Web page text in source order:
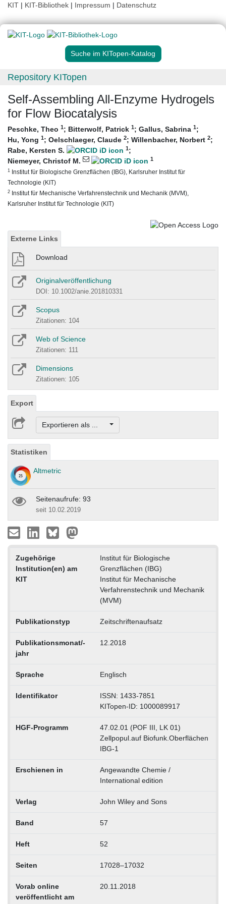
KIT | KIT-Bibliothek | Impressum | Datenschutz
Suche im KITopen-Katalog
Repository KITopen
Self-Assembling All-Enzyme Hydrogels
for Flow Biocatalysis
Peschke, Theo 1; Bitterwolf, Patrick 1; Gallus, Sabrina 1;
Hu, Yong 1; Oelschlaeger, Claude 2; Willenbacher, Norbert 2;
Rabe, Kersten S.
1;
Niemeyer, Christof M.
1
1 Institut für Biologische Grenzflächen (IBG), Karlsruher Institut für
Technologie (KIT)
2 Institut für Mechanische Verfahrenstechnik und Mechanik (MVM),
Karlsruher Institut für Technologie (KIT)
Externe Links
Download
Originalveröffentlichung
DOI: 10.1002/anie.201810331
Scopus
Zitationen: 104
Web of Science
Zitationen: 111
Dimensions
Zitationen: 105
Export
Exportieren als ...
Statistiken
Altmetric
Seitenaufrufe: 93
seit 10.02.2019
Zugehörige
Institution(en) am
KIT
Institut für Biologische
Grenzflächen (IBG)
Institut für Mechanische
Verfahrenstechnik und Mechanik
(MVM)
Publikationstyp Zeitschriftenaufsatz
Publikationsmonat/-
jahr
12.2018
Sprache Englisch
Identifikator
ISSN: 1433-7851
KITopen-ID: 1000089917
HGF-Programm
47.02.01 (POF III, LK 01)
Zellpopul.auf Biofunk.Oberflächen
IBG-1
Erschienen in
Angewandte Chemie /
International edition
Verlag John Wiley and Sons
Band 57
Heft 52
Seiten 17028–17032
Vorab online
veröffentlicht am
20.11.2018